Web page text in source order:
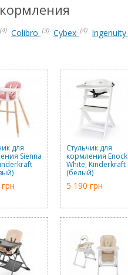
(4) Colibro (3) Cybex (4) Ingenuity
для
Sienna
Стульчик для
кормления Enock
White, Kinderkraft
(белый)
5 190 грн